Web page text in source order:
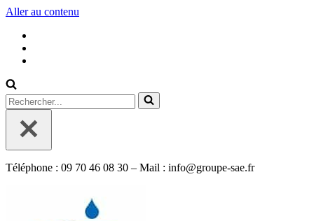
Aller au contenu
Rechercher...
Téléphone : 09 70 46 08 30 – Mail : info@groupe-sae.fr